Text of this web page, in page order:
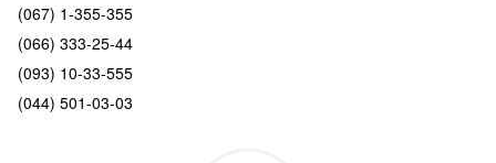
(067) 1-355-355
(066) 333-25-44
(093) 10-33-555
(044) 501-03-03